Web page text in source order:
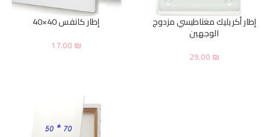
إطار أكريليك مغناطيسي مزدوج
الوجهين
29.00₪
إطار كانفس 40×40
17.00₪